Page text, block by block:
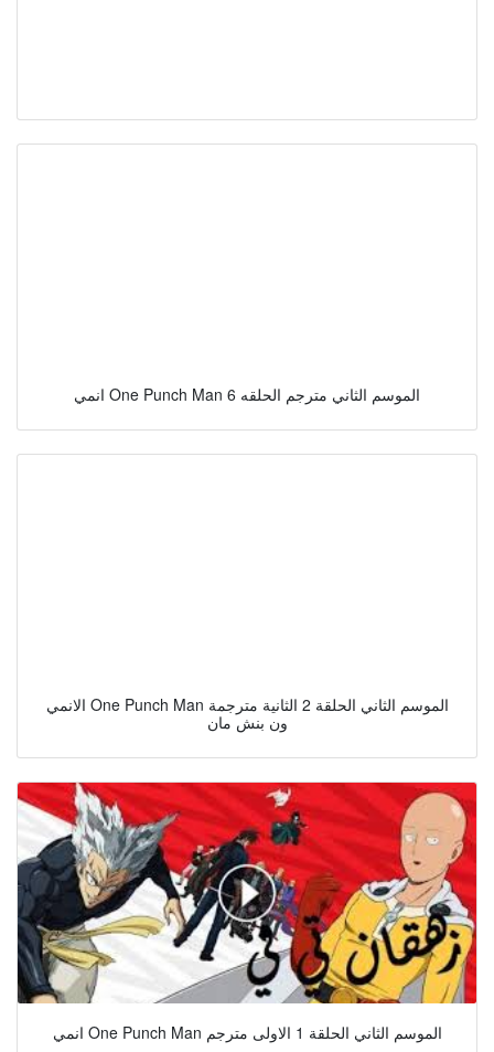
انمي One Punch Man الموسم الثاني مترجم الحلقه 6
الانمي One Punch Man الموسم الثاني الحلقة 2 الثانية مترجمة
ون بنش مان
انمي One Punch Man الموسم الثاني الحلقة 1 الاولى مترجم